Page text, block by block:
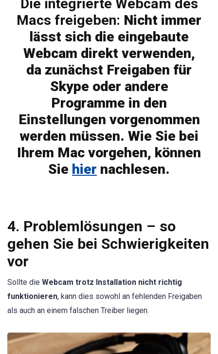
Die integrierte Webcam des
Macs freigeben: Nicht immer
lässt sich die eingebaute
Webcam direkt verwenden,
da zunächst Freigaben für
Skype oder andere
Programme in den
Einstellungen vorgenommen
werden müssen. Wie Sie bei
Ihrem Mac vorgehen, können
Sie hier nachlesen.
4. Problemlösungen – so
gehen Sie bei Schwierigkeiten
vor
Sollte die Webcam trotz Installation nicht richtig
funktionieren, kann dies sowohl an fehlenden Freigaben
als auch an einem falschen Treiber liegen.